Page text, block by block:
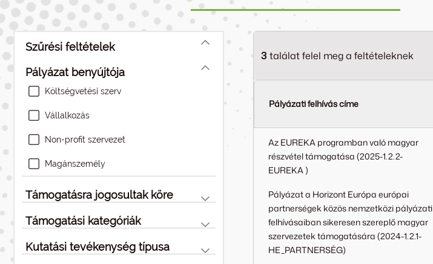
Szűrési feltételek
Pályázat benyújtója
Költségvetési szerv
Vállalkozás
Non-profit szervezet
Magánszemély
Támogatásra jogosultak köre
Támogatási kategóriák
Kutatási tevékenység típusa
3 találat felel meg a feltételeknek
Pályázati felhívás címe
Az EUREKA programban való magyar
részvétel támogatása (2025-1.2.2-
EUREKA )
Pályázat a Horizont Európa európai
partnerségek közös nemzetközi pályázati
felhívásaiban sikeresen szereplő magyar
szervezetek támogatására (2024-1.2.1-
HE_PARTNERSÉG)